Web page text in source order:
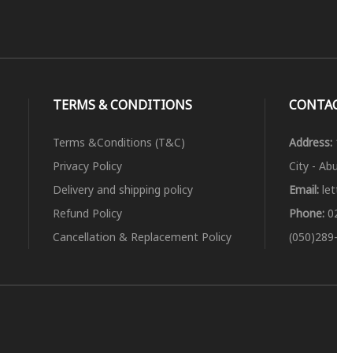
TERMS & CONDITIONS
Terms &Conditions (T&C)
Privacy Policy
Delivery and shipping policy
Refund Policy
Cancellation & Replacement Policy
Address:
City -
Email:
Phone: